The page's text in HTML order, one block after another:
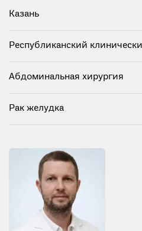
Казань
Абдоминальная хирургия
Рак желудка